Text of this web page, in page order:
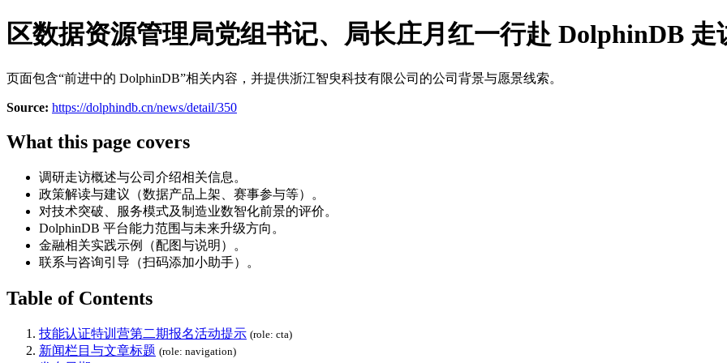
区数据资源管理局党组书记、局长庄月红一行赴 DolphinDB 走
页面包含“前进中的 DolphinDB”相关内容，并提供浙江智臾科技有限公司的公司背景与愿景线索。
Source: https://dolphindb.cn/news/detail/350
What this page covers
调研走访概述与公司介绍相关信息。
政策解读与建议（数据产品上架、赛事参与等）。
对技术突破、服务模式及制造业数智化前景的评价。
DolphinDB 平台能力范围与未来升级方向。
金融相关实践示例（配图与说明）。
联系与咨询引导（扫码添加小助手）。
Table of Contents
技能认证特训营第二期报名活动提示 (role: cta)
新闻栏目与文章标题 (role: navigation)